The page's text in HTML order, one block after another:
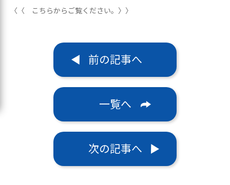
〈〈 こちらからご覧ください。〉〉
前の記事へ
一覧へ
次の記事へ